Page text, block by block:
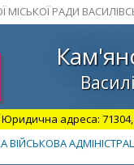
РАДИ
Юридична адреса: 71304,